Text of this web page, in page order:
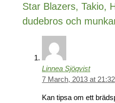
Star Blazers, Takio,
dudebros och
Linnea Sjöqvist
7 March, 2013 at 21:32
Kan tipsa om ett